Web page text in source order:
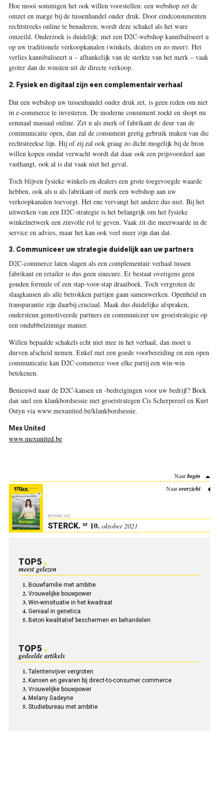
Hoe mooi sommigen het ook willen voorstellen: een webshop zet de
omzet en marge bij de tussenhandel onder druk. Door eindconsumenten
rechtstreeks online te benaderen, wordt deze schakel als het ware
omzeild. Onderzoek is duidelijk: met een D2C-webshop kannibaliseert u
op uw traditionele verkoopkanalen (winkels, dealers en zo meer). Het
verlies kannibaliseert u – afhankelijk van de sterkte van het merk – vaak
groter dan de winsten uit de directe verkoop.
2. Fysiek en digitaal zijn een complementair verhaal
Dat een webshop uw tussenhandel onder druk zet, is geen reden om niet
in e-commerce te investeren. De moderne consument zoekt en shopt nu
eenmaal massaal online. Zet u als merk of fabrikant de deur van de
communicatie open, dan zal de consument gretig gebruik maken van die
rechtstreekse lijn. Hij of zij zal ook graag zo dicht mogelijk bij de bron
willen kopen omdat verwacht wordt dat daar ook een prijsvoordeel aan
vasthangt, ook al is dat vaak niet het geval.
Toch blijven fysieke winkels en dealers een grote toegevoegde waarde
hebben, ook als u als fabrikant of merk een webshop aan uw
verkoopkanalen toevoegt. Het ene vervangt het andere dus niet. Bij het
uitwerken van een D2C-strategie is het belangrijk om het fysieke
winkelnetwerk een zinvolle rol te geven. Vaak zit die meerwaarde in de
service en advies, maar het kan ook veel meer zijn dan dat.
3. Communiceer uw strategie duidelijk aan uw partners
D2C-commerce laten slagen als een complementair verhaal tussen
fabrikant en retailer is dus geen sinecure. Er bestaat overigens geen
gouden formule of een stap-voor-stap draaiboek. Toch vergroten de
slaagkansen als alle betrokken partijen gaan samenwerken. Openheid en
transparantie zijn daarbij cruciaal. Maak dus duidelijke afspraken,
ondersteun gemotiveerde partners en communiceer uw groeistrategie op
een ondubbelzinnige manier.
Willen bepaalde schakels echt niet mee in het verhaal, dan moet u
durven afscheid nemen. Enkel met een goede voorbereiding en een open
communicatie kan D2C-commerce voor elke partij een win-win
betekenen.
Benieuwd naar de D2C-kansen en -bedreigingen voor uw bedrijf? Boek
dan snel een klankbordsessie met groeistrategen Cis Scherpereel en Kurt
Ostyn via www.mexunited.be/klankbordsessie.
Mex United
www.mexunited.be
Naarbegin
Naaroverzicht
Artikel uit:
STERCK. nr10. oktober 2021
TOP5
meest gelezen
Bouwfamilie met ambitie
Vrouwelijke bouwpower
Win-winsituatie in het kwadraat
Geniaal in genetica
Beton kwalitatief beschermen en behandelen
TOP5
gedeelde artikels
Talentenvijver vergroten
Kansen en gevaren bij direct-to-consumer commerce
Vrouwelijke bouwpower
Melany Gadeyne
Studiebureau met ambitie